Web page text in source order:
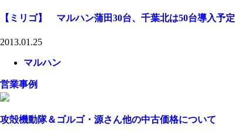
【ミリゴ】 マルハン蒲田30台、千葉北は50台導入予定
2013.01.25
マルハン
営業事例
攻殻機動隊＆ゴルゴ・源さん他の中古価格について